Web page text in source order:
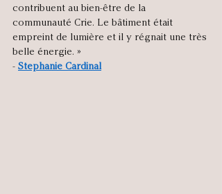
contribuent au bien-être de la
communauté Crie. Le bâtiment était
empreint de lumière et il y régnait une très
belle énergie. »
- Stephanie Cardinal